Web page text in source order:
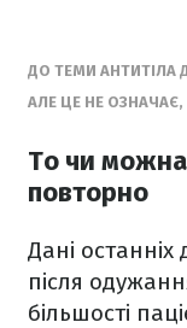
ДО ТЕМИ
АЛЕ ЦЕ НЕ
То чи можна
повторно
Дані
після
більшості